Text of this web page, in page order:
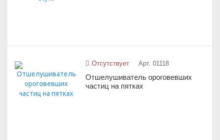
Отсутствует Арт. 01118
Отшелушиватель ороговевших
частиц на пятках